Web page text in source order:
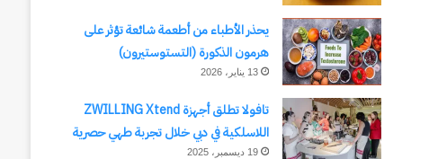
يحذر الأطباء من أطعمة شائعة تؤثر على
هرمون الذكورة (التستوستيرون)
13 يناير، 2026
تافولا تطلق أجهزة ZWILLING Xtend
اللاسلكية في دبي خلال تجربة طهي حصرية
19 ديسمبر، 2025